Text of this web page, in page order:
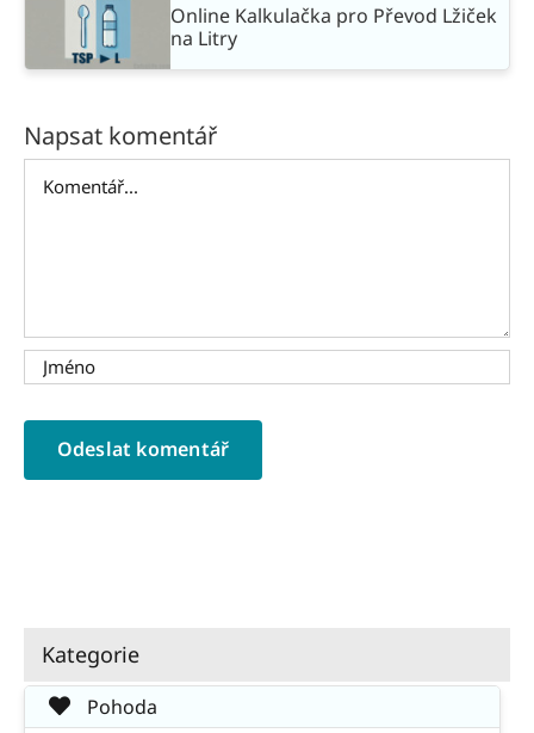
Online Kalkulačka pro Převod Lžiček
na Litry
Napsat komentář
Kategorie
Pohoda